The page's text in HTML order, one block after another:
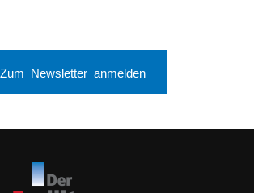
Zum Newsletter anmelden